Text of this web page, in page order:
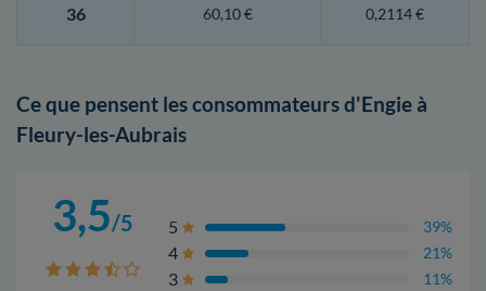
36 60,10 € 0,2114 €
Ce que pensent les consommateurs d'Engie à
Fleury-les-Aubrais
3,5/5 5 39%
4 21%
3 11%